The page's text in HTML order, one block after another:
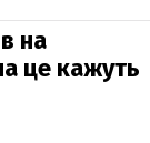
на
це кажуть